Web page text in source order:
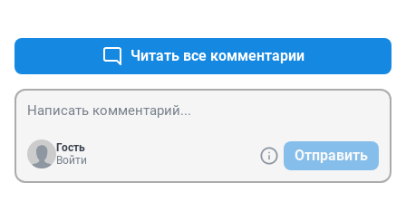
Читать все комментарии
Гость
Войти
Отправить